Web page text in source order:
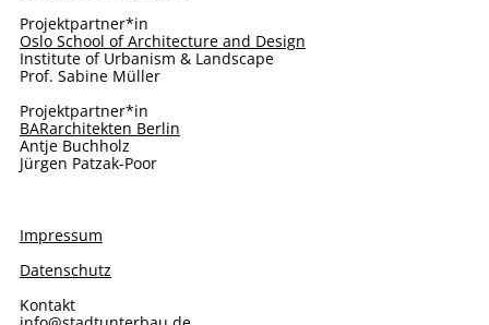
Projektpartner*in
Oslo School of Architecture and Design
Institute of Urbanism & Landscape
Prof. Sabine Müller
Projektpartner*in
BARarchitekten Berlin
Antje Buchholz
Jürgen Patzak-Poor
Impressum
Datenschutz
Kontakt